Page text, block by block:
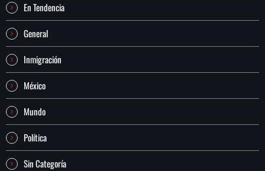
En Tendencia
General
Inmigración
México
Mundo
Política
Sin Categoría